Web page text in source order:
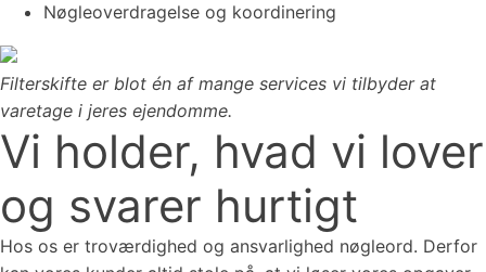
Nøgleoverdragelse og koordinering
Filterskifte er blot én af mange services vi tilbyder at
varetage i jeres ejendomme.
Vi holder, hvad vi lover
og svarer hurtigt
Hos os er troværdighed og ansvarlighed nøgleord. Derfor